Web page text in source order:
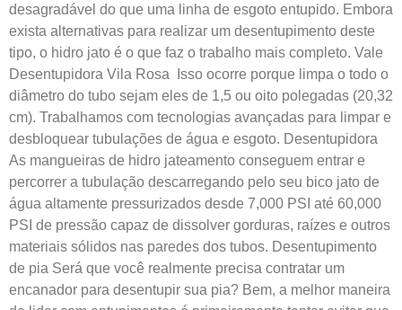
desagradável do que uma linha de esgoto entupido. Embora
exista alternativas para realizar um desentupimento deste
tipo, o hidro jato é o que faz o trabalho mais completo. Vale
Desentupidora Vila Rosa Isso ocorre porque limpa o todo o
diâmetro do tubo sejam eles de 1,5 ou oito polegadas (20,32
cm). Trabalhamos com tecnologias avançadas para limpar e
desbloquear tubulações de água e esgoto. Desentupidora
As mangueiras de hidro jateamento conseguem entrar e
percorrer a tubulação descarregando pelo seu bico jato de
água altamente pressurizados desde 7,000 PSI até 60,000
PSI de pressão capaz de dissolver gorduras, raízes e outros
materiais sólidos nas paredes dos tubos. Desentupimento
de pia Será que você realmente precisa contratar um
encanador para desentupir sua pia? Bem, a melhor maneira